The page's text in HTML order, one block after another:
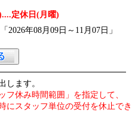
....定休日(月曜)
「2026年08月09日～11月07日」
します。
フ休み時間範囲」を指定して、
にスタッフ単位の受付を休止で